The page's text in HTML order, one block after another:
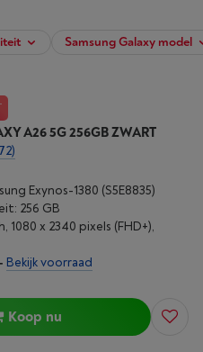
Samsung Galaxy model
A26 5G 256GB ZWART
Exynos-1380 (S5E8835)
256 GB
1080 x 2340 pixels (FHD+),
Bekijk voorraad
Koop nu